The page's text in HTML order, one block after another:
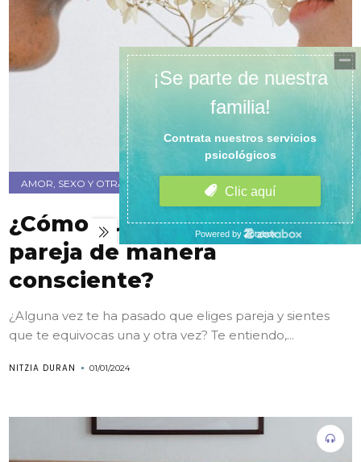
AMOR, SEXO Y OTRAS ADICCIONES
¿Cómo puedo elegir a mi
pareja de manera
consciente?
¿Alguna vez te ha pasado que eliges pareja y sientes
que te equivocas una y otra vez? Te entiendo,...
NITZIA DURAN 01/01/2024